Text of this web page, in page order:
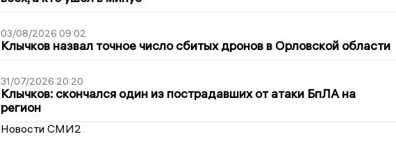
03/08/2026 09:02
Клычков назвал точное число сбитых дронов в Орловской области
31/07/2026 20:20
Клычков: скончался один из пострадавших от атаки БпЛА на
регион
Новости СМИ2